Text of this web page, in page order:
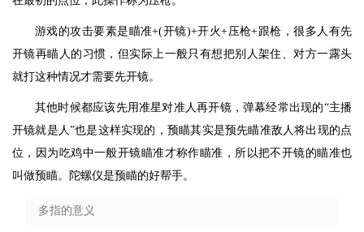
游戏的攻击要素是瞄准+(开镜)+开火+压枪+跟枪，很多人有先
开镜再瞄人的习惯，但实际上一般只有想把别人架住、对方一露头
就打这种情况才需要先开镜。
其他时候都应该先用准星对准人再开镜，弹幕经常出现的“主播
开镜就是人”也是这样实现的，预瞄其实是预先瞄准敌人将出现的点
位，因为吃鸡中一般开镜瞄准才称作瞄准，所以把不开镜的瞄准也
叫做预瞄。陀螺仪是预瞄的好帮手。
多指的意义